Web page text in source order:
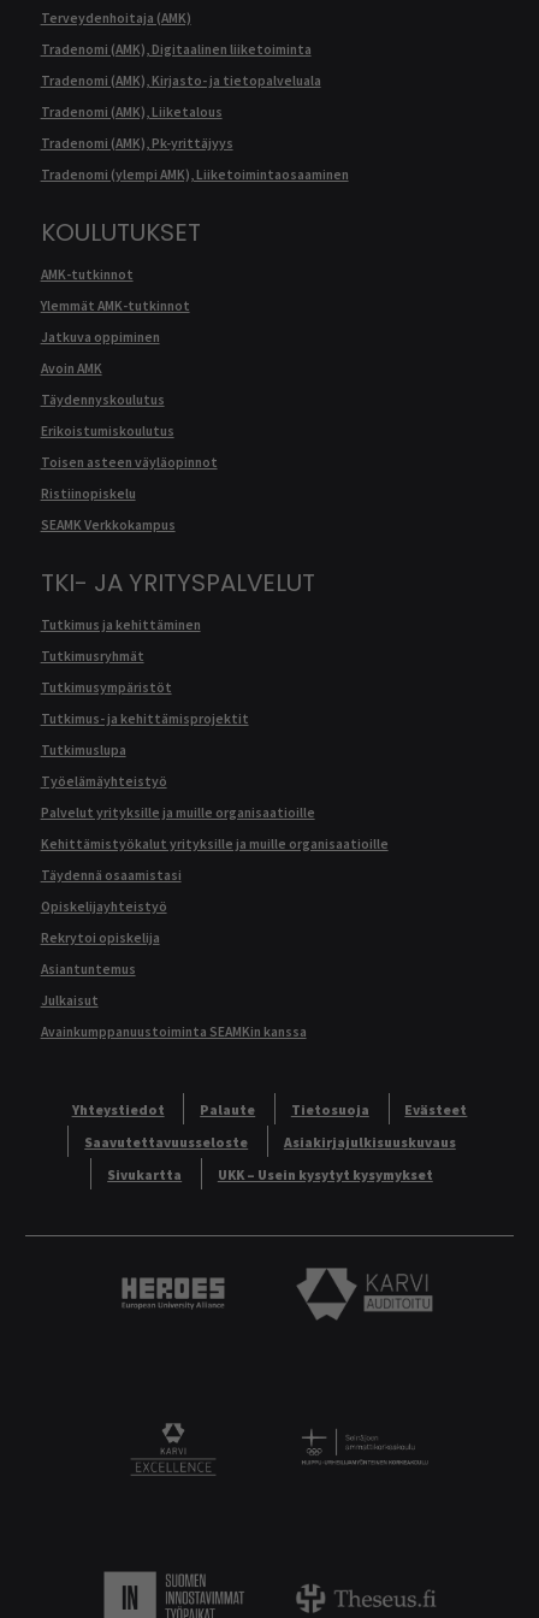
Terveydenhoitaja (AMK)
Tradenomi (AMK), Digitaalinen liiketoiminta
Tradenomi (AMK), Kirjasto- ja tietopalveluala
Tradenomi (AMK), Liiketalous
Tradenomi (AMK), Pk-yrittäjyys
Tradenomi (ylempi AMK), Liiketoimintaosaaminen
KOULUTUKSET
AMK-tutkinnot
Ylemmät AMK-tutkinnot
Jatkuva oppiminen
Avoin AMK
Täydennyskoulutus
Erikoistumiskoulutus
Toisen asteen väyläopinnot
Ristiinopiskelu
SEAMK Verkkokampus
TKI- JA YRITYSPALVELUT
Tutkimus ja kehittäminen
Tutkimusryhmät
Tutkimusympäristöt
Tutkimus- ja kehittämisprojektit
Tutkimuslupa
Työelämäyhteistyö
Palvelut yrityksille ja muille organisaatioille
Kehittämistyökalut yrityksille ja muille organisaatioille
Täydennä osaamistasi
Opiskelijayhteistyö
Rekrytoi opiskelija
Asiantuntemus
Julkaisut
Avainkumppanuustoiminta SEAMKin kanssa
Yhteystiedot Palaute Tietosuoja
Evästeet
Saavutettavuusseloste
Asiakirjajulkisuuskuvaus
Sivukartta
UKK – Usein kysytyt kysymykset
Heroes European University Alliance logo
Karvi Auditoitu logo
KARVI Excellence logo.Logo
Suomen innostavimmat työpaikat.
Theseus logo